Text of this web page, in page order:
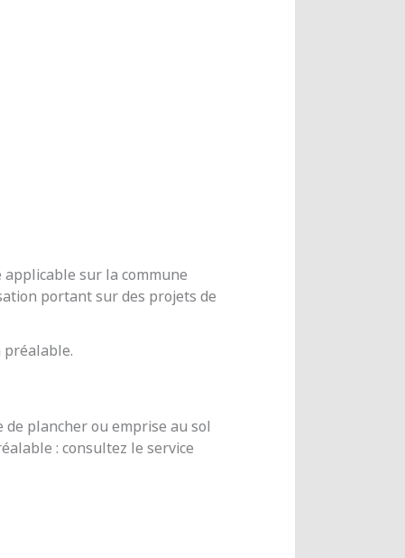
sur la commune
portant sur des projets de
préalable.
plancher ou emprise au sol
: consultez le service